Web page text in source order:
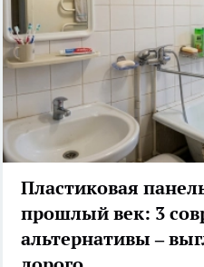
Пластиковая
прошлый век: 3
альтернативы –